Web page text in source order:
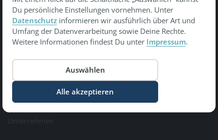
Gesundheit Bewegt
Tu was - gesund leben, gesund arbeiten, gesund älter
werden
All Rights Reserved
Informationen
Kontakt & Feedback
Unternehmen
Du persönliche Einstellungen vornehmen. Unter
Datenschutz informieren wir ausführlich über Art und
Umfang der Datenverarbeitung sowie Deine Rechte.
Weitere Informationen findest Du unter Impressum.